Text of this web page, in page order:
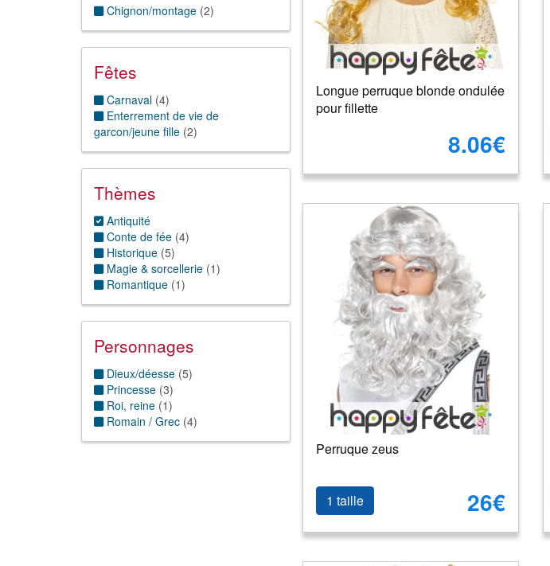
Chignon/montage (2)
Fêtes
Carnaval (4)
Enterrement de vie de
garcon/jeune fille (2)
Thèmes
Antiquité
Conte de fée (4)
Historique (5)
Magie & sorcellerie (1)
Romantique (1)
Personnages
Dieux/déesse (5)
Princesse (3)
Roi, reine (1)
Romain / Grec (4)
Longue perruque blonde ondulée
pour fillette
8.06€
Perruque zeus
1 taille 26€